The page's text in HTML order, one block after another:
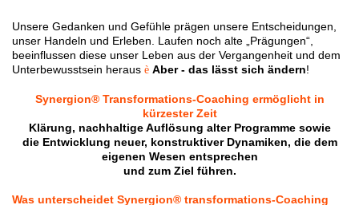
Unsere Gedanken und Gefühle prägen unsere Entscheidungen,
unser Handeln und Erleben. Laufen noch alte „Prägungen“,
beeinflussen diese unser Leben aus der Vergangenheit und dem
Unterbewusstsein heraus è Aber - das lässt sich ändern!
Synergion® Transformations-Coaching ermöglicht in
kürzester Zeit
Klärung, nachhaltige Auflösung alter Programme sowie
die Entwicklung neuer, konstruktiver Dynamiken, die dem
eigenen Wesen entsprechen
und zum Ziel führen.
Was unterscheidet Synergion® transformations-Coaching